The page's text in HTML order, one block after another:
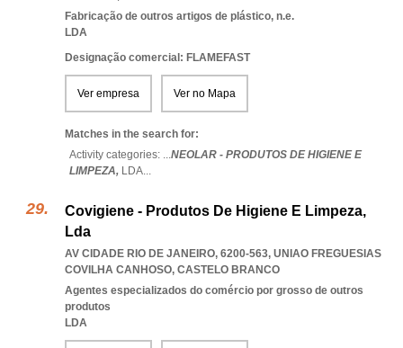
Fabricação de outros artigos de plástico, n.e.
LDA
Designação comercial: FLAMEFAST
Ver empresa Ver no Mapa
Matches in the search for:
Activity categories: ...NEOLAR - PRODUTOS DE HIGIENE E
LIMPEZA, LDA...
Covigiene - Produtos De Higiene E Limpeza,
Lda
AV CIDADE RIO DE JANEIRO, 6200-563, UNIAO FREGUESIAS
COVILHA CANHOSO, CASTELO BRANCO
Agentes especializados do comércio por grosso de outros
produtos
LDA